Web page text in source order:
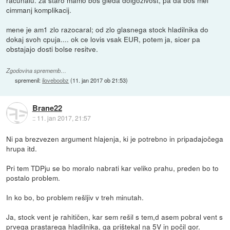
cimmanj komplikacij.
mene je am1 zlo razocaral; od zlo glasnega stock hladilnika do
dokaj svoh cpuja.... ok ce lovis vsak EUR, potem ja, sicer pa
obstajajo dosti bolse resitve.
Zgodovina sprememb…
spremenil:iloveboobz (11. jan 2017 ob 21:53)
Brane22
:: 11. jan 2017, 21:57
Ni pa brezvezen argument hlajenja, ki je potrebno in pripadajočega
hrupa itd.
Pri tem TDPju se bo moralo nabrati kar veliko prahu, preden bo to
postalo problem.
In ko bo, bo problem rešljiv v treh minutah.
Ja, stock vent je rahitičen, kar sem rešil s tem,d asem pobral vent s
prvega prastarega hladilnika, ga prištekal na 5V in počil gor.